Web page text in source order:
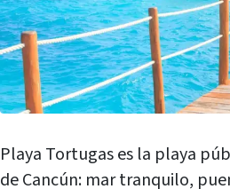
Playa Tortugas es la playa
de Cancún: mar tranquilo,